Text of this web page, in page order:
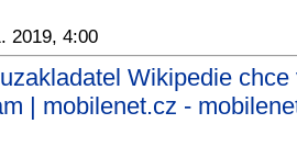
2019, 4:00
Wikipedie
| mobilenet.cz -